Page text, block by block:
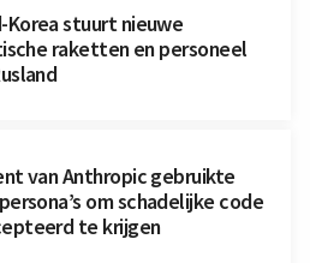
Korea stuurt nieuwe
raketten en personeel
van Anthropic gebruikte
om schadelijke code
te krijgen